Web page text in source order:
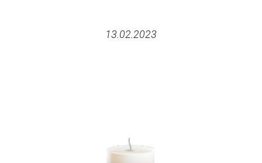
13.02.2023